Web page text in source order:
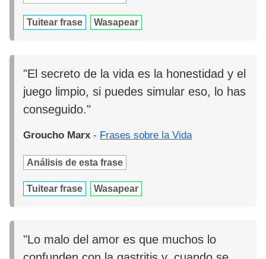
Tuitear frase Wasapear
"El secreto de la vida es la honestidad y el
juego limpio, si puedes simular eso, lo has
conseguido."
Groucho Marx - Frases sobre la Vida
Análisis de esta frase
Tuitear frase Wasapear
"Lo malo del amor es que muchos lo